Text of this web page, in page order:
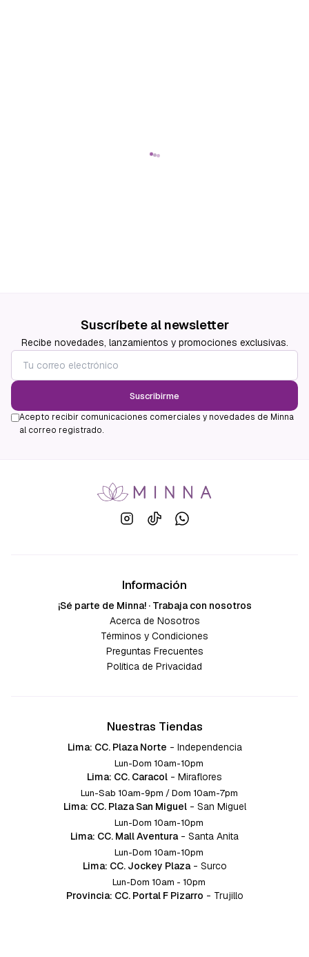
Suscríbete al newsletter
Recibe novedades, lanzamientos y promociones exclusivas.
Suscribirme
Acepto recibir comunicaciones comerciales y novedades de Minna
al correo registrado.
Información
¡Sé parte de Minna! · Trabaja con nosotros
Acerca de Nosotros
Términos y Condiciones
Preguntas Frecuentes
Política de Privacidad
Nuestras Tiendas
Lima: CC. Plaza Norte - Independencia
Lun-Dom 10am-10pm
Lima: CC. Caracol - Miraflores
Lun-Sab 10am-9pm / Dom 10am-7pm
Lima: CC. Plaza San Miguel - San Miguel
Lun-Dom 10am-10pm
Lima: CC. Mall Aventura - Santa Anita
Lun-Dom 10am-10pm
Lima: CC. Jockey Plaza - Surco
Lun-Dom 10am - 10pm
Provincia: CC. Portal F Pizarro - Trujillo